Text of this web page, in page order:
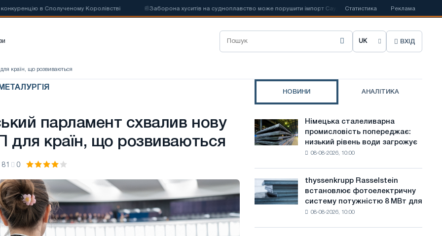
в Сполученому Королівстві Заборона хуситів на судноплавство може порушити імпорт Саудівської сталі Іспанська
Статистика Реклама
О
р
и
м
в
у
с
а
ВХІД
країн, що розвиваються
парламент схвалив нову
для країн, що розвиваються
81 0
НОВИНИ АНАЛІТИКА
Німецька
сталеливарна
промисловість
води
загрожує
Німецька сталеливарна
промисловість попереджає:
низький рівень води загрожує
08-08-2026, 10:00
thyssenkrupp
Rasselstein
встановлює
фотоелектричну
thyssenkrupp Rasselstein
встановлює фотоелектричну
систему потужністю 8 МВт для
08-08-2026, 10:00